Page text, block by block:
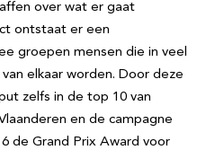
over wat er gaat
ontstaat er een
groepen mensen die in veel
elkaar worden. Door deze
zelfs in de top 10 van
en de campagne
de Grand Prix Award voor